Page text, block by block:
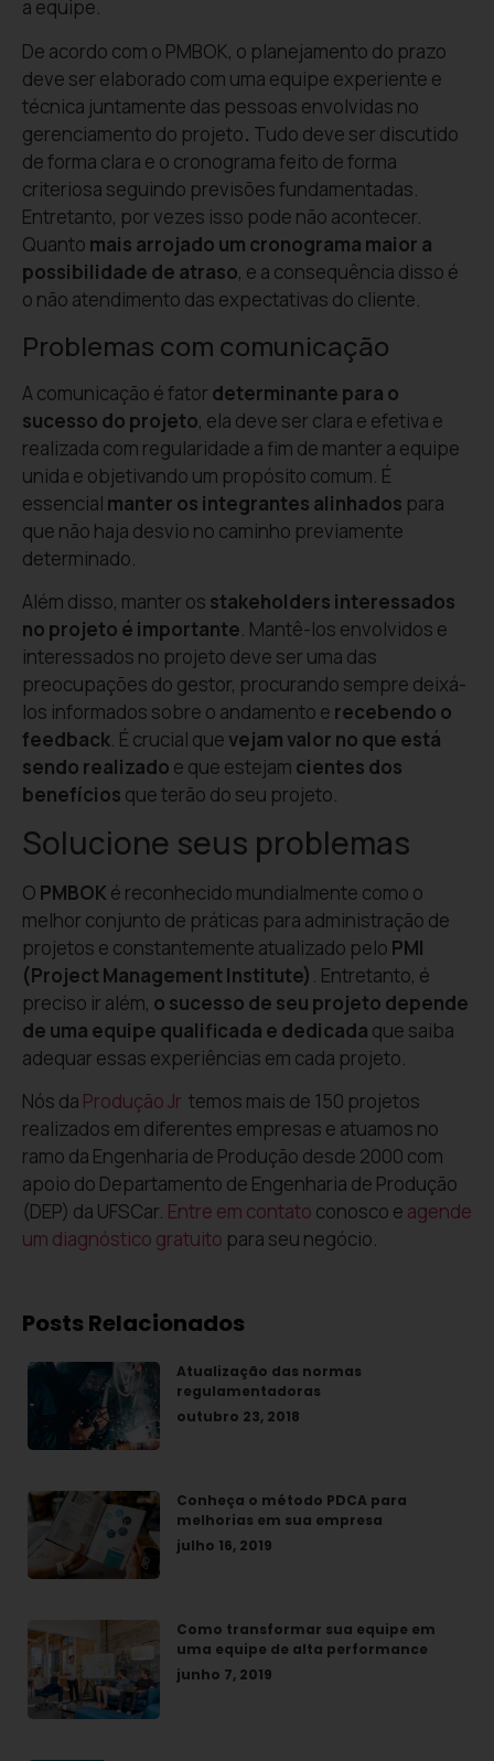
a equipe.
De acordo com o PMBOK, o planejamento do prazo
deve ser elaborado com uma equipe experiente e
técnica juntamente das pessoas envolvidas no
gerenciamento do projeto. Tudo deve ser discutido
de forma clara e o cronograma feito de forma
criteriosa seguindo previsões fundamentadas.
Entretanto, por vezes isso pode não acontecer.
Quanto mais arrojado um cronograma maior a
possibilidade de atraso, e a consequência disso é
o não atendimento das expectativas do cliente.
Problemas com comunicação
A comunicação é fator determinante para o
sucesso do projeto, ela deve ser clara e efetiva e
realizada com regularidade a fim de manter a equipe
unida e objetivando um propósito comum. É
essencial manter os integrantes alinhados para
que não haja desvio no caminho previamente
determinado.
Além disso, manter os stakeholders interessados
no projeto é importante. Mantê-los envolvidos e
interessados no projeto deve ser uma das
preocupações do gestor, procurando sempre deixá-
los informados sobre o andamento e recebendo o
feedback. É crucial que vejam valor no que está
sendo realizado e que estejam cientes dos
benefícios que terão do seu projeto.
Solucione seus problemas
O PMBOK é reconhecido mundialmente como o
melhor conjunto de práticas para administração de
projetos e constantemente atualizado pelo PMI
(Project Management Institute) . Entretanto, é
preciso ir além, o sucesso de seu projeto depende
de uma equipe qualificada e dedicada que saiba
adequar essas experiências em cada projeto.
Nós da Produção Jr temos mais de 150 projetos
realizados em diferentes empresas e atuamos no
ramo da Engenharia de Produção desde 2000 com
apoio do Departamento de Engenharia de Produção
(DEP) da UFSCar. Entre em contato conosco e agende
um diagnóstico gratuito para seu negócio.
Posts Relacionados
Atualização das normas
regulamentadoras
outubro 23, 2018
Conheça o método PDCA para
melhorias em sua empresa
julho 16, 2019
Como transformar sua equipe em
uma equipe de alta performance
junho 7, 2019